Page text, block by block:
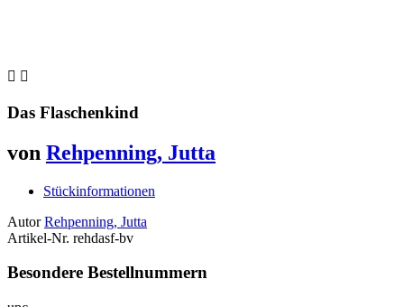
 
Das Flaschenkind
von Rehpenning, Jutta
Stückinformationen
Autor Rehpenning, Jutta
Artikel-Nr. rehdasf-bv
Besondere Bestellnummern